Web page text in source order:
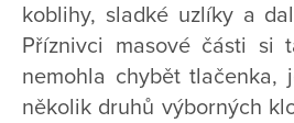
koblihy, sladké uzlíky a
Příznivci masové části si
nemohla chybět tlačenka,
několik druhů výborných